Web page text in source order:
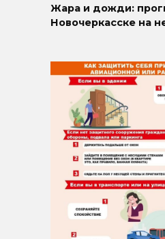
Жара и дожди:
Новочеркасске на